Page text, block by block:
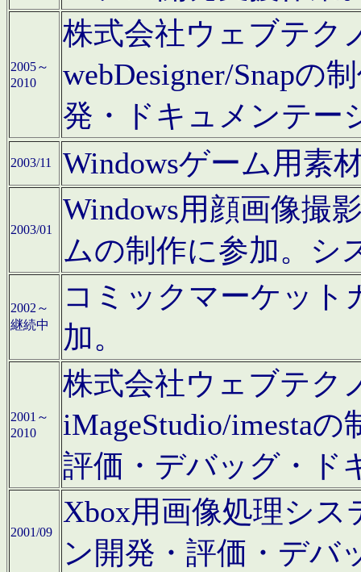
2005～
2010
株式会社ウェブテク
webDesigner/Snapの
発・ドキュメンテー
2003/11 Windowsゲーム用素
2003/01
Windows用顔画像撮
ムの制作に参加。シ
2002～
継続中
コミックマーケット
加。
2001～
2010
株式会社ウェブテク
iMageStudio/imesta
評価・デバッグ・ド
2001/09
Xbox用画像処理シ
ン開発・評価・デバ